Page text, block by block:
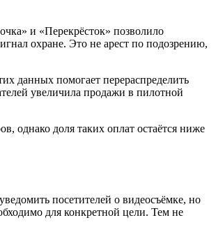
и «Перекрёсток» позволило
охране. Это не арест по подозрению,
данных помогает перераспределить
увеличила продажи в пилотной
однако доля таких оплат остаётся ниже
посетителей о видеосъёмке, но
для конкретной цели. Тем не